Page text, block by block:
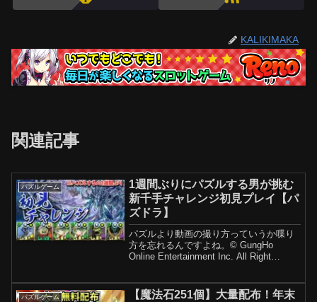
KALIKIMAKA
関連記事
パズルゲーム
1週間ぶりにパズルする男が挑む
新千手チャレンジ初見プレイ【パ
ズドラ】
パズルより動画の撮り方っていうか喋り
方を忘れるんですよね。© GungHo
Online Entertainment Inc. All Right
【メンバーシッ...
パズルゲーム
【魔法石251個】大量配布！年末